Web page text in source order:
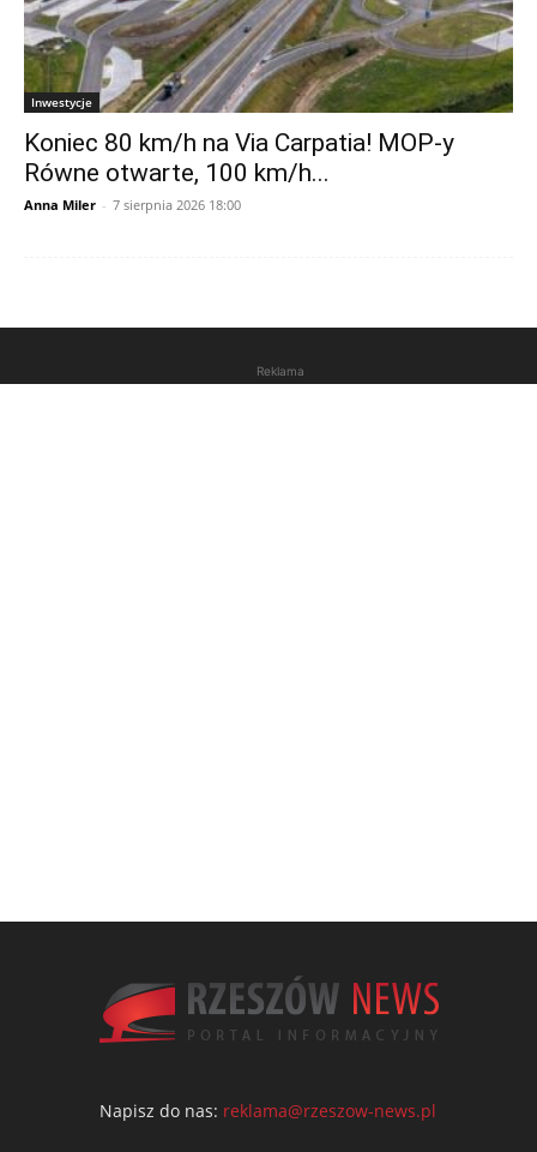
Inwestycje
Koniec 80 km/h na Via Carpatia! MOP-y
Równe otwarte, 100 km/h...
Anna Miler - 7 sierpnia 2026 18:00
Reklama
Napisz do nas: reklama@rzeszow-news.pl